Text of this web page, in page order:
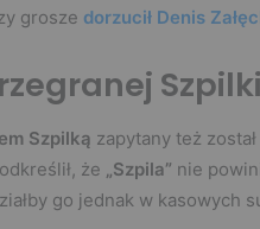
grosze dorzucił Denis
Szpilką zapytany też
że
„Szpila” nie
go jednak w kasowych